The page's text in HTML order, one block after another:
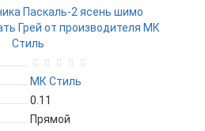
МК Стиль
0.11
Прямой